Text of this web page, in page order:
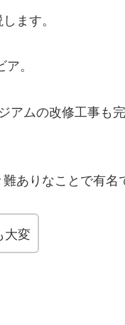
ます。
。
アムの改修工事も
ありなことで有名
大変